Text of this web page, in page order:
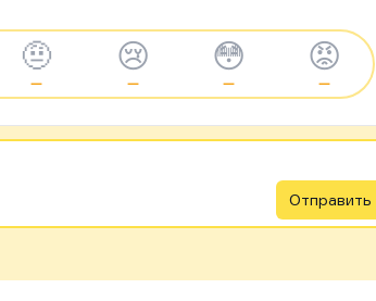
🤨
—
😢
—
😳
—
😡
—
Отправить